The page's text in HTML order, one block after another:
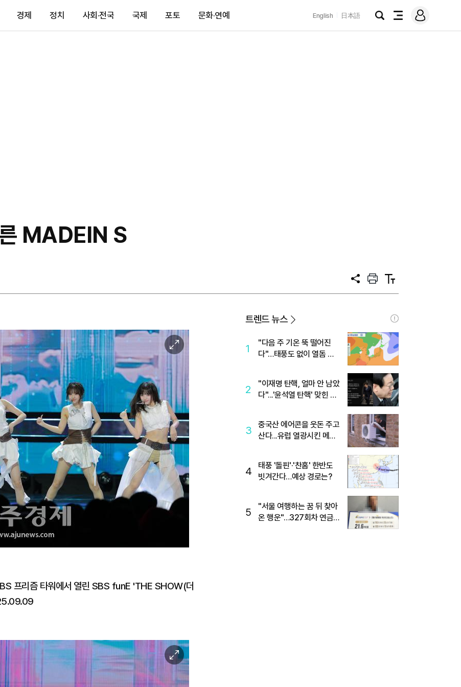
경제 정치 사회·전국 국제 포토 문화·연예 English 日本語
검
전
메
그
MADEIN S
공
프
트
텍
트
이
미
지
대
프리즘 타워에서 열린 SBS funE 'THE SHOW(더
이
미
지
트렌드 뉴스
1
"다음 주 기온 뚝 떨어진
다"…태풍도 없이 열돔 박
2
"이재명 탄핵, 얼마 안 남았
다"...'윤석열 탄핵' 맞힌 무
3
중국산 에어콘을 웃돈 주고
산다...유럽 열광시킨 메이
4
태풍 '돌핀'·'찬홈' 한반도
빗겨간다…예상 경로는?
5
"서울 여행하는 꿈 뒤 찾아
온 행운"…327회차 연금